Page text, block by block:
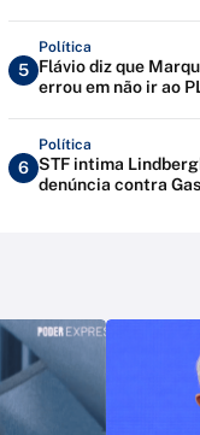
5
Política
Flávio diz que
errou em não ir ao
6
Política
STF intima
denúncia contra